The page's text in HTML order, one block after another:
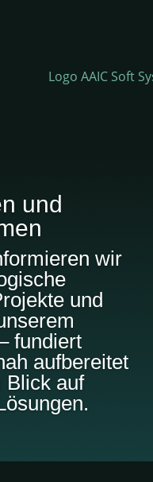
und
wir
und
fundiert
aufbereitet
Blick auf